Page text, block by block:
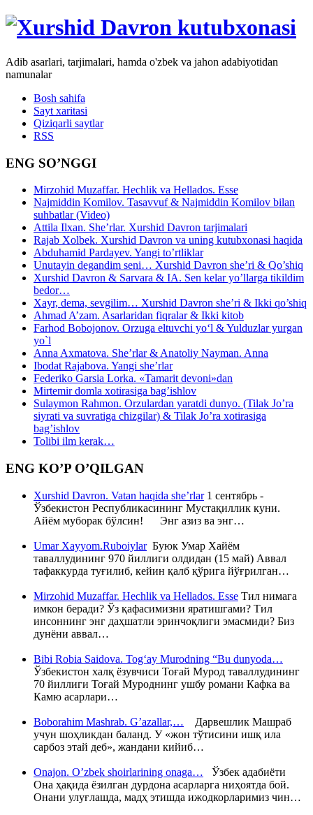
Adib asarlari, tarjimalari, hamda o'zbek va jahon adabiyotidan
namunalar
Bosh sahifa
Sayt xaritasi
Qiziqarli saytlar
RSS
ENG SO’NGGI
Mirzohid Muzaffar. Hechlik va Hellados. Esse
Najmiddin Komilov. Tasavvuf & Najmiddin Komilov bilan
suhbatlar (Video)
Attila Ilxan. She’rlar. Xurshid Davron tarjimalari
Rajab Xolbek. Xurshid Davron va uning kutubxonasi haqida
Abduhamid Pardayev. Yangi to’rtliklar
Unutayin degandim seni… Xurshid Davron she’ri & Qo’shiq
Xurshid Davron & Sarvara & IA. Sen kelar yo’llarga tikildim
bedor…
Xayr, dema, sevgilim… Xurshid Davron she’ri & Ikki qo’shiq
Ahmad A’zam. Asarlaridan fiqralar & Ikki kitob
Farhod Bobojonov. Orzuga eltuvchi yo‘l & Yulduzlar yurgan
yo`l
Anna Axmatova. She’rlar & Anatoliy Nayman. Anna
Ibodat Rajabova. Yangi she’rlar
Federiko Garsia Lorka. «Tamarit devoni»dan
Mirtemir domla xotirasiga bag’ishlov
Sulaymon Rahmon. Orzulardan yaratdi dunyo. (Tilak Jo’ra
siyrati va suvratiga chizgilar) & Tilak Jo’ra xotirasiga
bag’ishlov
Tolibi ilm kerak…
ENG KO’P O’QILGAN
Xurshid Davron. Vatan haqida she’rlar1 сентябрь -
Ўзбекистон Республикасининг Мустақиллик куни.
Айём муборак бўлсин! Энг азиз ва энг…
Umar Xayyom.RuboiylarБуюк Умар Хайём
таваллудининг 970 йиллиги олдидан (15 май) Аввал
тафаккурда туғилиб, кейин қалб қўрига йўғрилган…
Mirzohid Muzaffar. Hechlik va Hellados. Esse Тил нимага
имкон беради? Ўз қафасимизни яратишгами? Тил
инсоннинг энг даҳшатли эринчоқлиги эмасмиди? Биз
дунёни аввал…
Bibi Robia Saidova. Tog‘ay Murodning “Bu dunyoda…
Ўзбекистон халқ ёзувчиси Тоғай Мурод таваллудининг
70 йиллиги Тоғай Муроднинг ушбу романи Кафка ва
Камю асарлари…
Boborahim Mashrab. G’azallar,… Дарвешлик Машраб
учун шоҳликдан баланд. У «жон тўтисини ишқ ила
сарбоз этай деб», жандани кийиб…
Onajon. O’zbek shoirlarining onaga… Ўзбек адабиёти
Она ҳақида ёзилган дурдона асарларга ниҳоятда бой.
Онани улуғлашда, мадҳ этишда ижодкорларимиз чин…